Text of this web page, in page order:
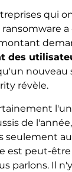
qui
a
des
nouveau
révèle.
de
seulement
est peut-être
parlons. Il